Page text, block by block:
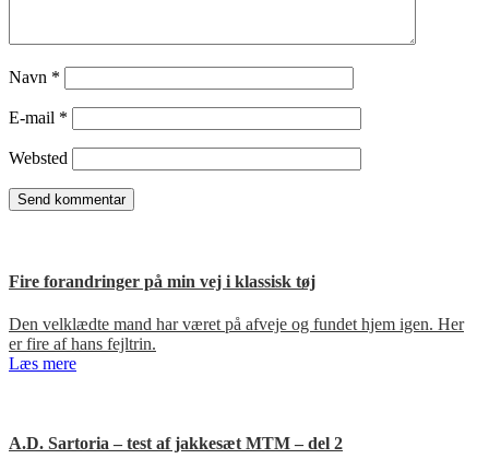
Navn *
E-mail *
Websted
Fire forandringer på min vej i klassisk tøj
Den velklædte mand har været på afveje og fundet hjem igen. Her
er fire af hans fejltrin.
Læs mere
A.D. Sartoria – test af jakkesæt MTM – del 2